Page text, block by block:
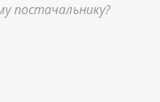
постачальнику?